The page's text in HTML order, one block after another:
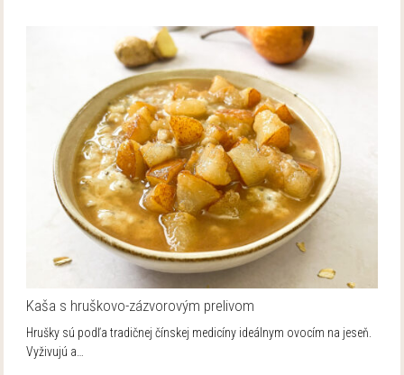
Kaša s hruškovo-zázvorovým prelivom
Hrušky sú podľa tradičnej čínskej medicíny ideálnym ovocím na jeseň.
Vyživujú a…